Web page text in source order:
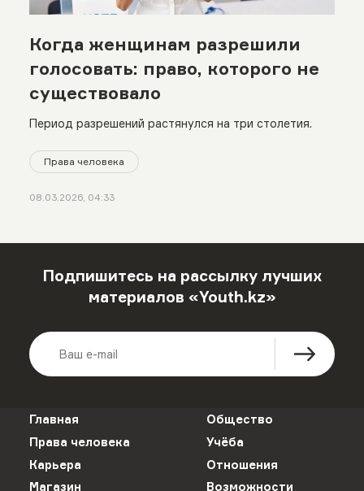
Когда женщинам разрешили
голосовать: право, которого не
существовало
Период разрешений растянулся на три столетия.
Права человека
08.03.2026, 04:33
Подпишитесь на рассылку лучших
материалов «Youth.kz»
Главная
Общество
Права человека
Учёба
Карьера
Отношения
Магазин
Возможности